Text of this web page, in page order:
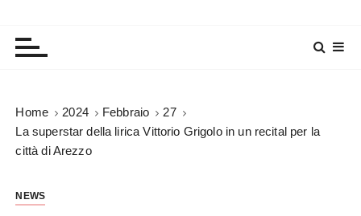
Home 2024 Febbraio
27
La superstar della lirica Vittorio Grigolo in un recital per la
città di Arezzo
NEWS